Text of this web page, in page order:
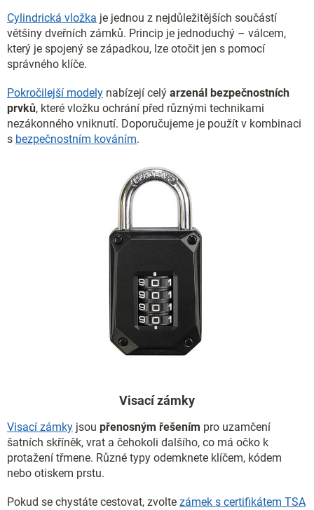
Cylindrická vložka je jednou z nejdůležitějších součástí
většiny dveřních zámků. Princip je jednoduchý – válcem,
který je spojený se západkou, lze otočit jen s pomocí
správného klíče.
Pokročilejší modely nabízejí celý arzenál bezpečnostních
prvků, které vložku ochrání před různými technikami
nezákonného vniknutí. Doporučujeme je použít v kombinaci
s bezpečnostním kováním.
Visací zámky
Visací zámky jsou přenosným řešením pro uzamčení
šatních skříněk, vrat a čehokoli dalšího, co má očko k
protažení třmene. Různé typy odemknete klíčem, kódem
nebo otiskem prstu.
Pokud se chystáte cestovat, zvolte zámek s certifikátem TSA